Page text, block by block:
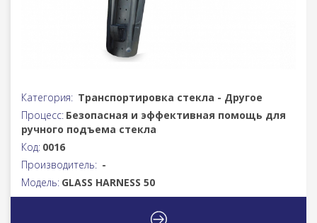
Категория: Транспортировка стекла - Другое
Процесс: Безопасная и эффективная помощь для
ручного подъема стекла
Код: 0016
Производитель: -
Модель: GLASS HARNESS 50